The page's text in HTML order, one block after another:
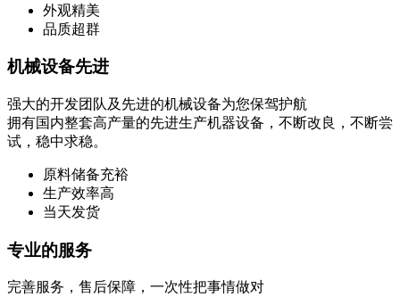
外观精美
品质超群
机械设备先进
强大的开发团队及先进的机械设备为您保驾护航
拥有国内整套高产量的先进生产机器设备，不断改良，不断尝
试，稳中求稳。
原料储备充裕
生产效率高
当天发货
专业的服务
完善服务，售后保障，一次性把事情做对